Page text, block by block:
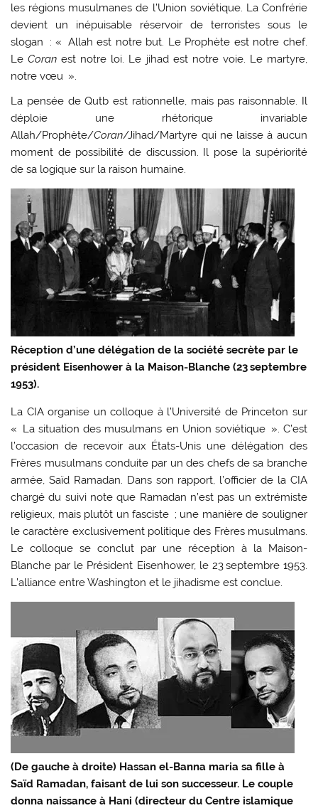
les régions musulmanes de l’Union soviétique. La Confrérie
devient un inépuisable réservoir de terroristes sous le
slogan : « Allah est notre but. Le Prophète est notre chef.
LeCoran est notre loi. Le jihad est notre voie. Le martyre,
notre vœu ».
La pensée de Qutb est rationnelle, mais pas raisonnable. Il
déploie une rhétorique invariable
Allah/Prophète/Coran/Jihad/Martyre qui ne laisse à aucun
moment de possibilité de discussion. Il pose la supériorité
de sa logique sur la raison humaine.
Réception d’une délégation de la société secrète par le
président Eisenhower à la Maison-Blanche (23 septembre
1953).
La CIA organise un colloque à l’Université de Princeton sur
« La situation des musulmans en Union soviétique ». C’est
l’occasion de recevoir aux États-Unis une délégation des
Frères musulmans conduite par un des chefs de sa branche
armée, Saïd Ramadan. Dans son rapport, l’officier de la CIA
chargé du suivi note que Ramadan n’est pas un extrémiste
religieux, mais plutôt un fasciste ; une manière de souligner
le caractère exclusivement politique des Frères musulmans.
Le colloque se conclut par une réception à la Maison-
Blanche par le Président Eisenhower, le 23 septembre 1953.
L’alliance entre Washington et le jihadisme est conclue.
(De gauche à droite) Hassan el-Banna maria sa fille à
Saïd Ramadan, faisant de lui son successeur. Le couple
donna naissance à Hani (directeur du Centre islamique